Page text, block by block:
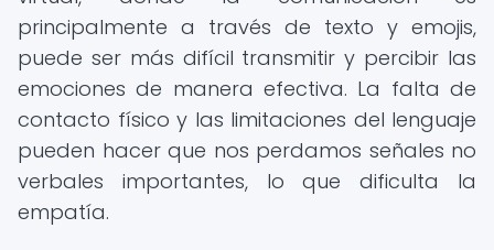
principalmente a través de texto y emojis,
puede ser más difícil transmitir y percibir las
emociones de manera efectiva. La falta de
contacto físico y las limitaciones del lenguaje
pueden hacer que nos perdamos señales no
verbales importantes, lo que dificulta la
empatía.